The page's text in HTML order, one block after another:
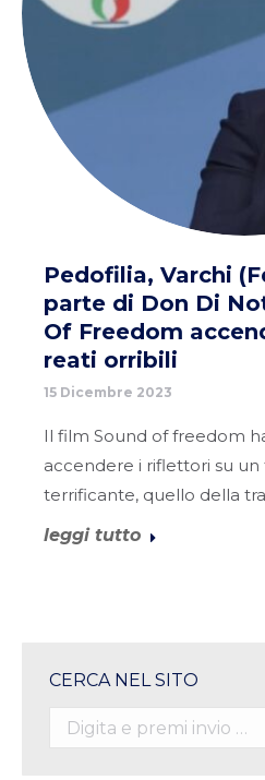
Pedofilia, Varchi
parte di Don Di
Of Freedom
reati orribili
15 Dicembre 2023
Il film Sound of freedom
accendere i riflettori su
terrificante, quello della
leggi tutto
CERCA NEL SITO
Search: